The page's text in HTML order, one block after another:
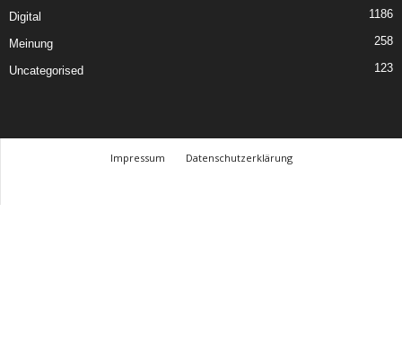
Digital 1186
Meinung 258
Uncategorised 123
Impressum
Datenschutzerklärung